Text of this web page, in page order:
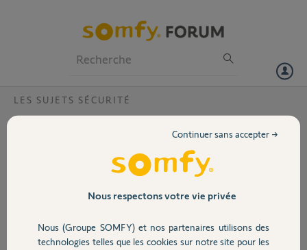
Volet
Sécurité
LES SUJETS SÉCURITÉ
camera alerte quand lors du
Ma camera outdoor déclenche l'alarme lorsque mon projecteur
exetérieur s'allume lors du passage de mon chat (avant je n'avais pas
Que puis-je faire svp ?
Bonne journée
Nous respectons votre vie privée
Nous (Groupe SOMFY) et nos partenaires utilisons des
technologies telles que les cookies sur notre site pour les
Continuer sans accepter →